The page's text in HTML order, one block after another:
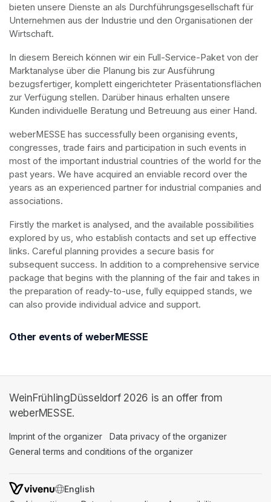
bieten unsere Dienste an als Durchführungsgesellschaft für
Unternehmen aus der Industrie und den Organisationen der
Wirtschaft.
In diesem Bereich können wir ein Full-Service-Paket von der
Marktanalyse über die Planung bis zur Ausführung
bezugsfertiger, komplett eingerichteter Präsentationsflächen
zur Verfügung stellen. Darüber hinaus erhalten unsere
Kunden individuelle Beratung und Betreuung aus einer Hand.
weberMESSE has successfully been organising events,
congresses, trade fairs and participation in such events in
most of the important industrial countries of the world for the
past years. We have acquired an enviable record over the
years as an experienced partner for industrial companies and
associations.
Firstly the market is analysed, and the available possibilities
explored by us, who establish contacts and set up effective
links. Careful planning provides a secure basis for
subsequent success. In addition to a comprehensive service
package that begins with the planning of the fair and takes in
the preparation of ready-to-use, fully equipped stands, we
can also provide individual advice and support.
Other events of weberMESSE
WeinFrühlingDüsseldorf 2026 is an offer from
weberMESSE.
Imprint of the organizer (opens in a new tab)
Data privacy of the organizer
General terms and conditions of the organizer
SWITCH LANGUAGE